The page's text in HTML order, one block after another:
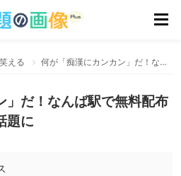
える 何が「痴漢にカンカン」だ！なんば駅で無料配布されてる缶バッジが話題に
」だ！なんば駅で無料配布
題に